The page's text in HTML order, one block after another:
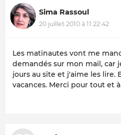
Sima Rassoul
20 juillet 2010 à 11:22:42
Les matinautes vont me
demandés sur mon mail, car
jours au site et j'aime les lire.
vacances. Merci pour tout et